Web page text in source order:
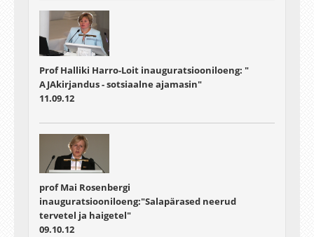
Prof Halliki Harro-Loit inauguratsiooniloeng: "
AJAkirjandus - sotsiaalne ajamasin"
11.09.12
prof Mai Rosenbergi
inauguratsiooniloeng:"Salapärased neerud
tervetel ja haigetel"
09.10.12